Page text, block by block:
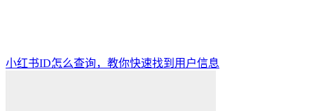
小红书ID怎么查询，教你快速找到用户信息